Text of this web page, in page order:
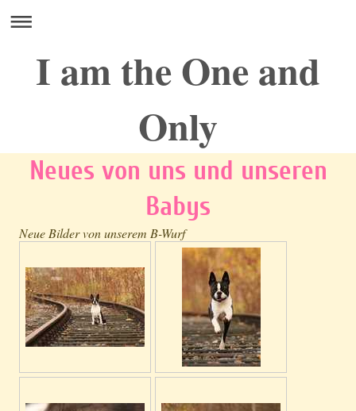
I am the One and
Only
Neues von uns und unseren
Babys
Neue Bilder von unserem B-Wurf